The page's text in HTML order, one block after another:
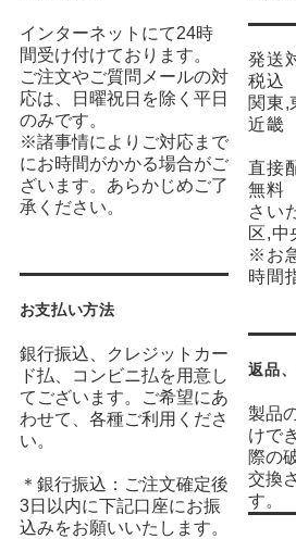
インターネットにて24時
間受け付けております。
ご注文やご質問メールの対
応は、日曜祝日を除く平日
のみです。
※諸事情によりご対応まで
にお時間がかかる場合がご
ざいます。あらかじめご了
承ください。
お支払い方法
銀行振込、クレジットカー
ド払、コンビニ払を用意し
てございます。ご希望にあ
わせて、各種ご利用くださ
い。
＊銀行振込：ご注文確定後
3日以内に下記口座にお振
込みをお願いいたします。
発送
税
関東,
近畿
直接
無料
さい
区,中
※お
時間
返品
製品
けで
際の
交換
す